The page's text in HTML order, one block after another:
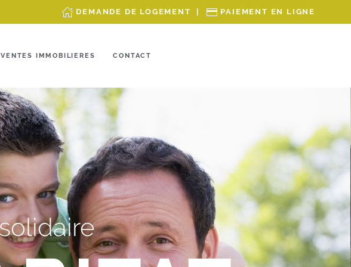
DEMANDE DE LOGEMENT PAIEMENT EN LIGNE
IMMOBILIERES CONTACT